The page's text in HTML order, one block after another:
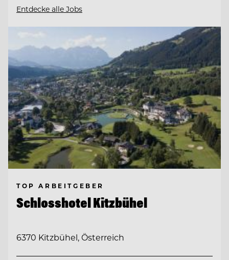
Entdecke alle Jobs
TOP ARBEITGEBER
Schlosshotel Kitzbühel
6370 Kitzbühel, Österreich